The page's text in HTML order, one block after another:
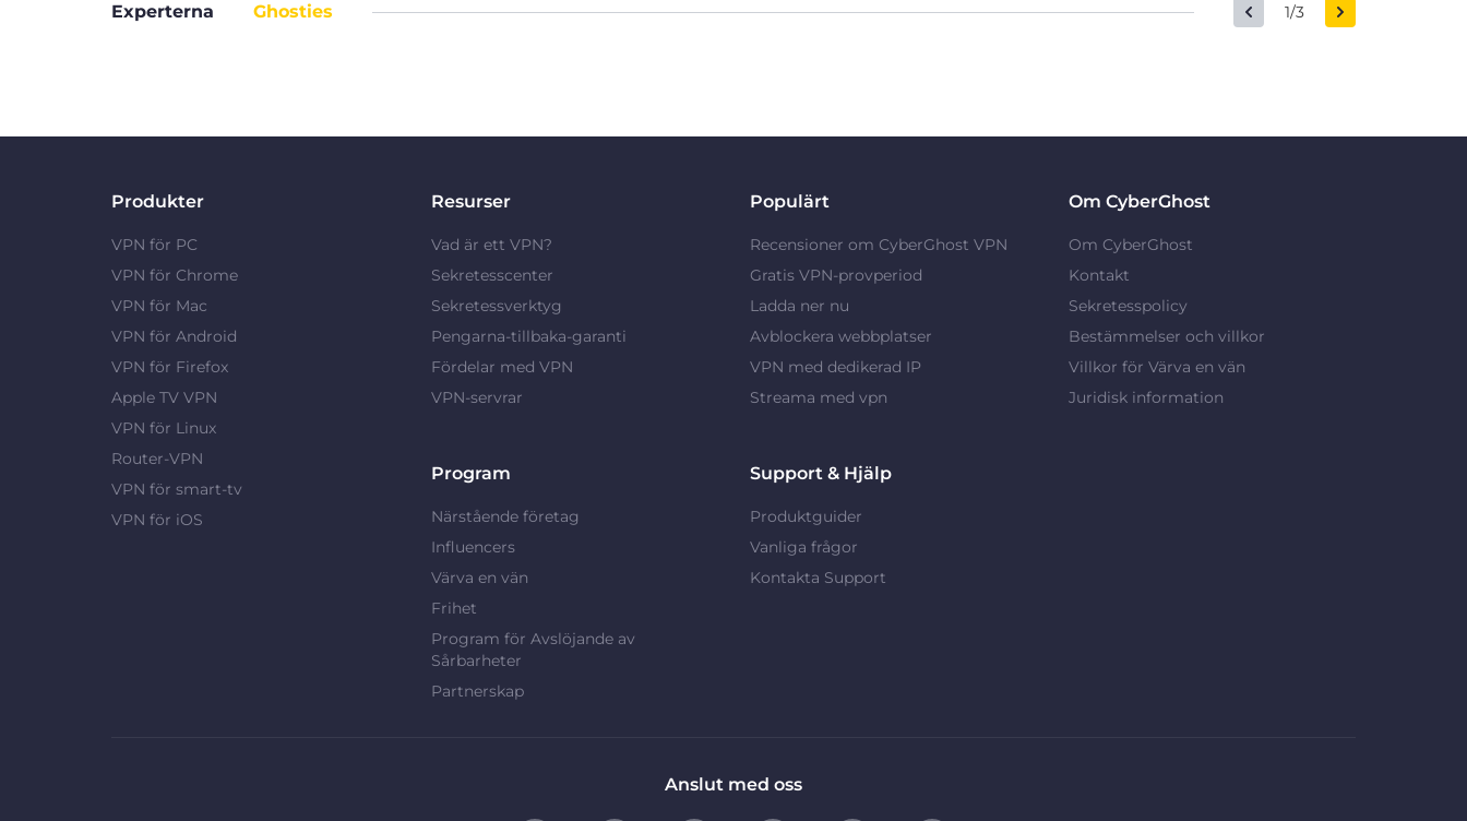
Experterna Ghosties 1/3
Produkter
VPN för PC
VPN för Chrome
VPN för Mac
VPN för Android
VPN för Firefox
Apple TV VPN
VPN för Linux
Router-VPN
VPN för smart-tv
VPN för iOS
Resurser
Vad är ett VPN?
Sekretesscenter
Sekretessverktyg
Pengarna-tillbaka-garanti
Fördelar med VPN
VPN-servrar
Populärt
Recensioner om CyberGhost VPN
Gratis VPN-provperiod
Ladda ner nu
Avblockera webbplatser
VPN med dedikerad IP
Streama med vpn
Om CyberGhost
Om CyberGhost
Kontakt
Sekretesspolicy
Bestämmelser och villkor
Villkor för Värva en vän
Juridisk information
Program
Närstående företag
Influencers
Värva en vän
Frihet
Program för Avslöjande av
Sårbarheter
Partnerskap
Support & Hjälp
Produktguider
Vanliga frågor
Kontakta Support
Anslut med oss